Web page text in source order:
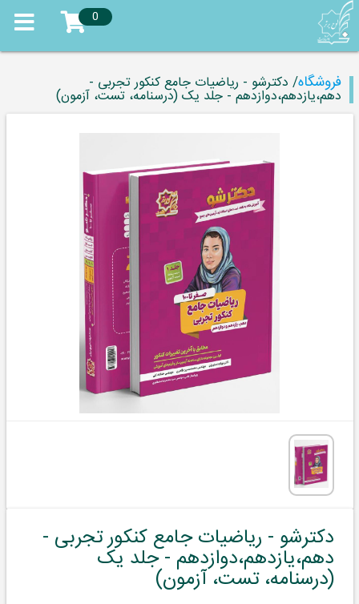
0
فروشگاه/ دکترشو - ریاضیات جامع کنکور تجربی -
دهم،یازدهم،دوازدهم - جلد یک (درسنامه، تست، آزمون)
دکترشو - ریاضیات جامع کنکور تجربی -
دهم،یازدهم،دوازدهم - جلد یک
(درسنامه، تست، آزمون)